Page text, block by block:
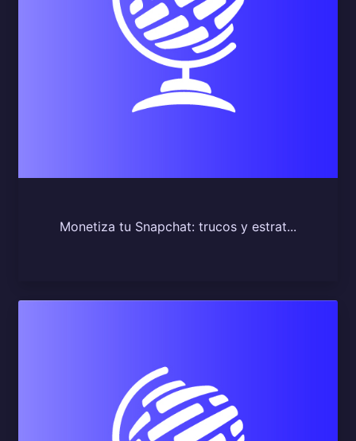
Monetiza tu Snapchat: trucos y estrat...